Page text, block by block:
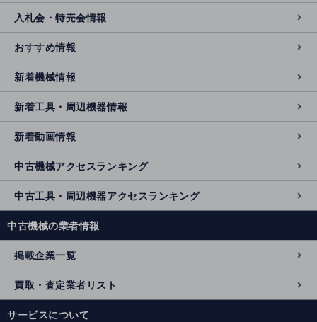
入札会・特売会情報
おすすめ情報
新着機械情報
新着工具・周辺機器情報
新着動画情報
中古機械アクセスランキング
中古工具・周辺機器アクセスランキング
中古機械の業者情報
掲載企業一覧
買取・査定業者リスト
サービスについて